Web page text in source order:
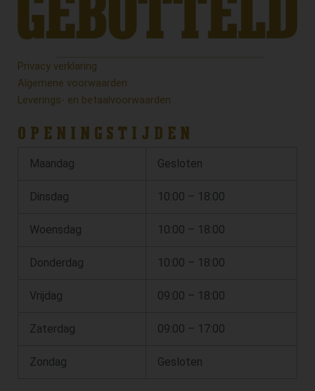
Privacy verklaring
Algemene voorwaarden
Leverings- en betaalvoorwaarden
OPENINGSTIJDEN
Maandag Gesloten
Dinsdag 10:00 – 18:00
Woensdag 10:00 – 18:00
Donderdag 10:00 – 18:00
Vrijdag 09:00 – 18:00
Zaterdag 09:00 – 17:00
Zondag Gesloten